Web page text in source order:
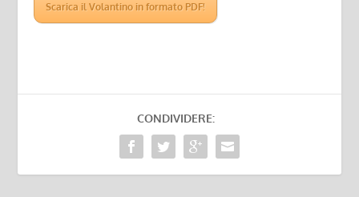
Scarica il Volantino in formato PDF!
CONDIVIDERE: